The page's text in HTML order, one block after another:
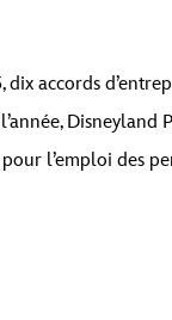
dix accords
Disneyland
l’emploi des